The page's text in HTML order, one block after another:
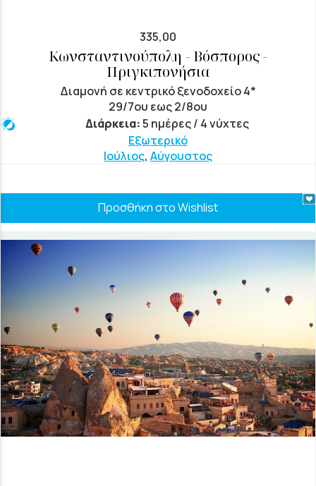
335,00
Κωνσταντινούπολη - Βόσπορος -
Πριγκιπονήσια
Διαμονή σε κεντρικό ξενοδοχείο 4*
29/7ου εως 2/8ου
Διάρκεια:5 ημέρες / 4 νύχτες
Εξωτερικό
Ιούλιος, Αύγουστος
Προσθήκη στο Wishlist